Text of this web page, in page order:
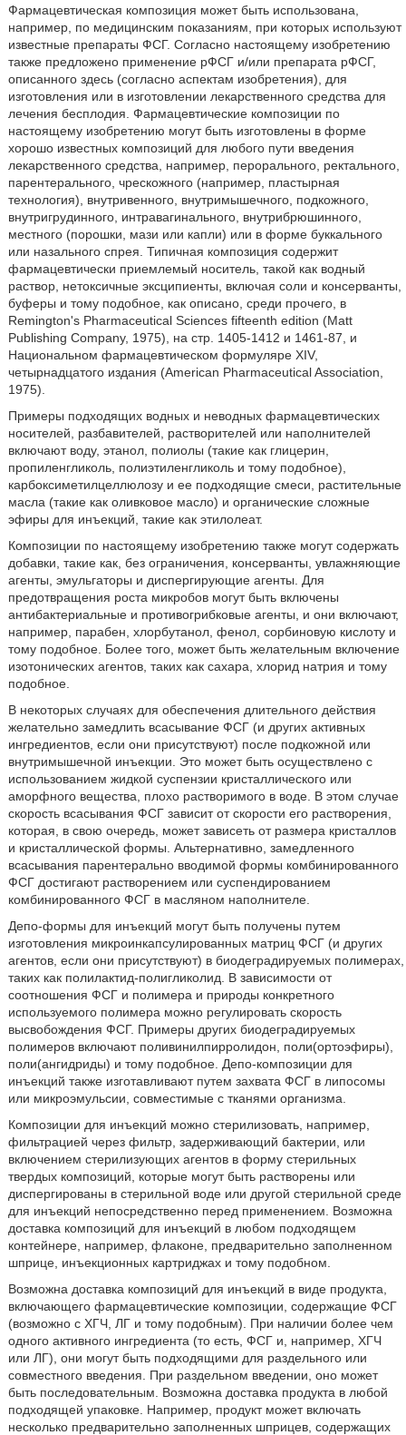
Фармацевтическая композиция может быть использована,
например, по медицинским показаниям, при которых используют
известные препараты ФСГ. Согласно настоящему изобретению
также предложено применение рФСГ и/или препарата рФСГ,
описанного здесь (согласно аспектам изобретения), для
изготовления или в изготовлении лекарственного средства для
лечения бесплодия. Фармацевтические композиции по
настоящему изобретению могут быть изготовлены в форме
хорошо известных композиций для любого пути введения
лекарственного средства, например, перорального, ректального,
парентерального, чрескожного (например, пластырная
технология), внутривенного, внутримышечного, подкожного,
внутригрудинного, интравагинального, внутрибрюшинного,
местного (порошки, мази или капли) или в форме буккального
или назального спрея. Типичная композиция содержит
фармацевтически приемлемый носитель, такой как водный
раствор, нетоксичные эксципиенты, включая соли и консерванты,
буферы и тому подобное, как описано, среди прочего, в
Remingtonʹs Pharmaceutical Sciences fifteenth edition (Matt
Publishing Company, 1975), на стр. 1405-1412 и 1461-87, и
Национальном фармацевтическом формуляре XIV,
четырнадцатого издания (American Pharmaceutical Association,
1975).
Примеры подходящих водных и неводных фармацевтических
носителей, разбавителей, растворителей или наполнителей
включают воду, этанол, полиолы (такие как глицерин,
пропиленгликоль, полиэтиленгликоль и тому подобное),
карбоксиметилцеллюлозу и ее подходящие смеси, растительные
масла (такие как оливковое масло) и органические сложные
эфиры для инъекций, такие как этилолеат.
Композиции по настоящему изобретению также могут содержать
добавки, такие как, без ограничения, консерванты, увлажняющие
агенты, эмульгаторы и диспергирующие агенты. Для
предотвращения роста микробов могут быть включены
антибактериальные и противогрибковые агенты, и они включают,
например, парабен, хлорбутанол, фенол, сорбиновую кислоту и
тому подобное. Более того, может быть желательным включение
изотонических агентов, таких как сахара, хлорид натрия и тому
подобное.
В некоторых случаях для обеспечения длительного действия
желательно замедлить всасывание ФСГ (и других активных
ингредиентов, если они присутствуют) после подкожной или
внутримышечной инъекции. Это может быть осуществлено с
использованием жидкой суспензии кристаллического или
аморфного вещества, плохо растворимого в воде. В этом случае
скорость всасывания ФСГ зависит от скорости его растворения,
которая, в свою очередь, может зависеть от размера кристаллов
и кристаллической формы. Альтернативно, замедленного
всасывания парентерально вводимой формы комбинированного
ФСГ достигают растворением или суспендированием
комбинированного ФСГ в масляном наполнителе.
Депо-формы для инъекций могут быть получены путем
изготовления микроинкапсулированных матриц ФСГ (и других
агентов, если они присутствуют) в биодеградируемых полимерах,
таких как полилактид-полигликолид. В зависимости от
соотношения ФСГ и полимера и природы конкретного
используемого полимера можно регулировать скорость
высвобождения ФСГ. Примеры других биодеградируемых
полимеров включают поливинилпирролидон, поли(ортоэфиры),
поли(ангидриды) и тому подобное. Депо-композиции для
инъекций также изготавливают путем захвата ФСГ в липосомы
или микроэмульсии, совместимые с тканями организма.
Композиции для инъекций можно стерилизовать, например,
фильтрацией через фильтр, задерживающий бактерии, или
включением стерилизующих агентов в форму стерильных
твердых композиций, которые могут быть растворены или
диспергированы в стерильной воде или другой стерильной среде
для инъекций непосредственно перед применением. Возможна
доставка композиций для инъекций в любом подходящем
контейнере, например, флаконе, предварительно заполненном
шприце, инъекционных картриджах и тому подобном.
Возможна доставка композиций для инъекций в виде продукта,
включающего фармацевтические композиции, содержащие ФСГ
(возможно с ХГЧ, ЛГ и тому подобным). При наличии более чем
одного активного ингредиента (то есть, ФСГ и, например, ХГЧ
или ЛГ), они могут быть подходящими для раздельного или
совместного введения. При раздельном введении, оно может
быть последовательным. Возможна доставка продукта в любой
подходящей упаковке. Например, продукт может включать
несколько предварительно заполненных шприцев, содержащих